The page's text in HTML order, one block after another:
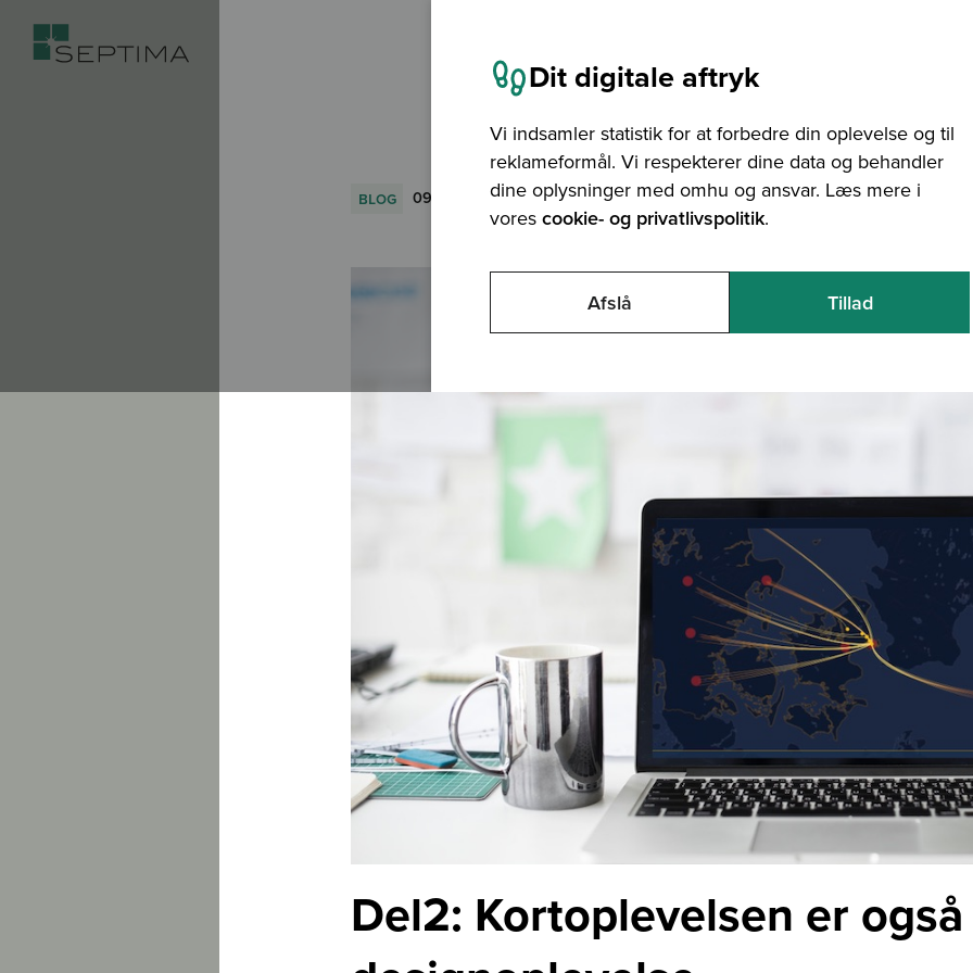
Dit digitale aftryk
Vi indsamler statistik for at forbedre din oplevelse og til
reklameformål. Vi respekterer dine data og behandler
dine oplysninger med omhu og ansvar. Læs mere i
vores cookie- og privatlivspolitik.
Afslå Tillad
blog 09.11.2018
Del2: Kortoplevelsen er